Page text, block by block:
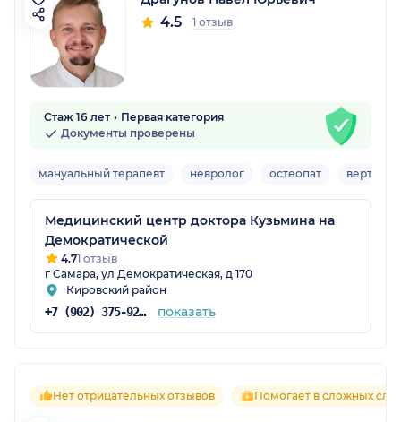
4.5 1 отзыв
Стаж 16 лет
Первая категория
Документы проверены
мануальный терапевт невролог остеопат
Медицинский центр доктора Кузьмина на
Демократической
4.71 отзыв
г Самара, ул Демократическая, д 170
Кировский район
+7 (902) 375-92-03 показать
Нет отрицательных отзывов Помогает в сложных